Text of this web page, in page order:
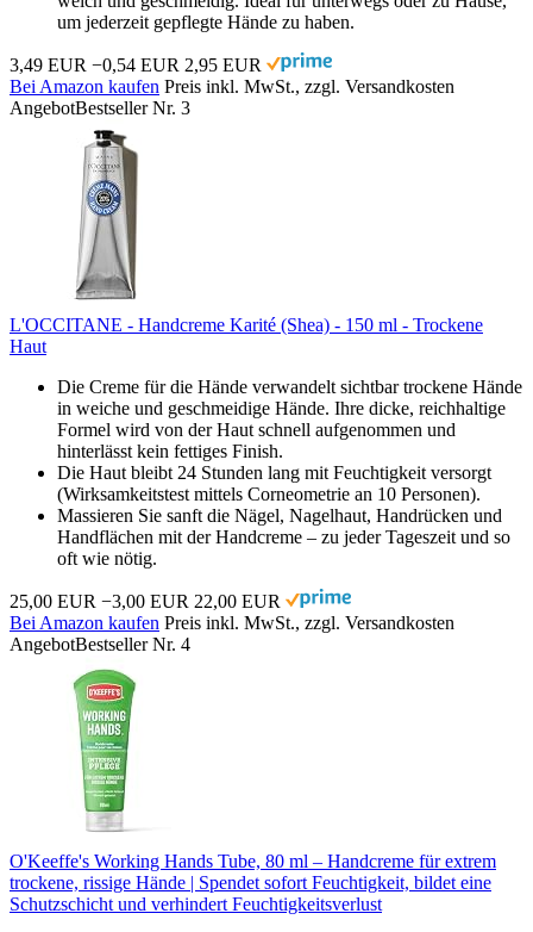
um jederzeit gepflegte Hände zu haben.
3,49 EUR −0,54 EUR 2,95 EUR
Bei Amazon kaufen Preis inkl. MwSt., zzgl. Versandkosten
AngebotBestseller Nr. 3
L'OCCITANE - Handcreme Karité (Shea) - 150 ml - Trockene
Haut
Die Creme für die Hände verwandelt sichtbar trockene Hände
in weiche und geschmeidige Hände. Ihre dicke, reichhaltige
Formel wird von der Haut schnell aufgenommen und
hinterlässt kein fettiges Finish.
Die Haut bleibt 24 Stunden lang mit Feuchtigkeit versorgt
(Wirksamkeitstest mittels Corneometrie an 10 Personen).
Massieren Sie sanft die Nägel, Nagelhaut, Handrücken und
Handflächen mit der Handcreme – zu jeder Tageszeit und so
oft wie nötig.
25,00 EUR −3,00 EUR 22,00 EUR
Bei Amazon kaufen Preis inkl. MwSt., zzgl. Versandkosten
AngebotBestseller Nr. 4
O'Keeffe's Working Hands Tube, 80 ml – Handcreme für extrem
trockene, rissige Hände | Spendet sofort Feuchtigkeit, bildet eine
Schutzschicht und verhindert Feuchtigkeitsverlust